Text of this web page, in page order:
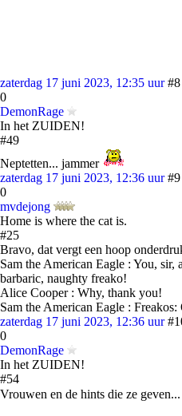
zaterdag 17 juni 2023, 12:35 uur #8
0
DemonRage
In het ZUIDEN!
#49
Neptetten... jammer
zaterdag 17 juni 2023, 12:36 uur #9
0
mvdejong
Home is where the cat is.
#25
Bravo, dat vergt een hoop
Sam the American Eagle : You, sir,
barbaric, naughty freako!
Alice Cooper : Why, thank you!
Sam the American Eagle :
zaterdag 17 juni 2023, 12:36 uur
0
DemonRage
In het ZUIDEN!
#54
Vrouwen en de hints die ze geven...